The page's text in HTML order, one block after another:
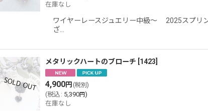
在庫なし
ワイヤーレースジュエリー中級〜 2025スプリ
ざ…
メタリックハートのブローチ 1423
4,900円 (税別)
(税込 : 5,390円)
在庫なし